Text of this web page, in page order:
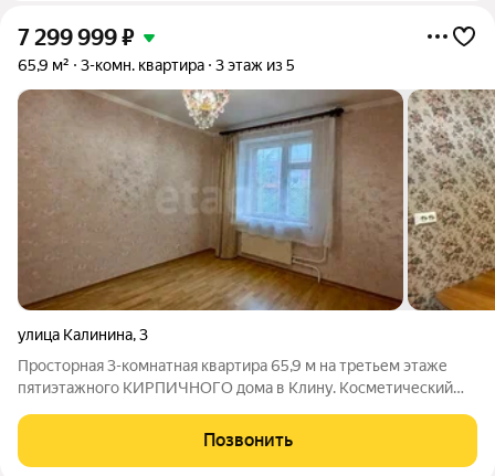
7 299 999₽
65,9 м² 3-комн. квартира 3 этаж из 5
улица Калинина,3
Просторная 3-комнатная квартира 65,9 м на третьем этаже
пятиэтажного КИРПИЧНОГО дома в Клину. Косметический
выходят на 2 стороны, все 3 комнаты изолированные. Большая
кухня 9,2 м, раздельный
Позвонить